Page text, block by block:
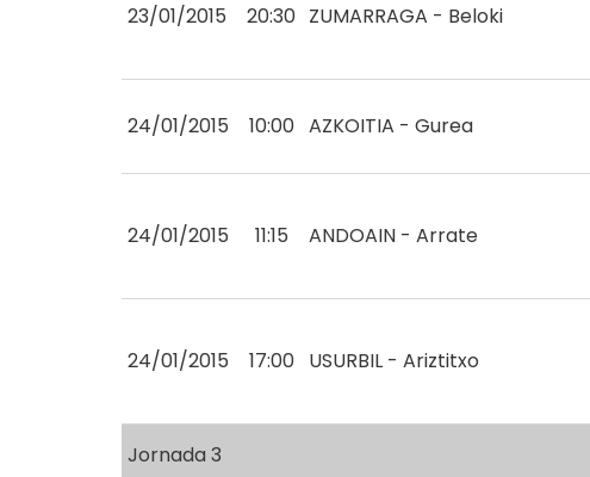
23/01/2015 20:30 ZUMARRAGA - Beloki
24/01/2015 10:00 AZKOITIA - Gurea
24/01/2015 11:15 ANDOAIN - Arrate
24/01/2015 17:00 USURBIL - Ariztitxo
Jornada 3